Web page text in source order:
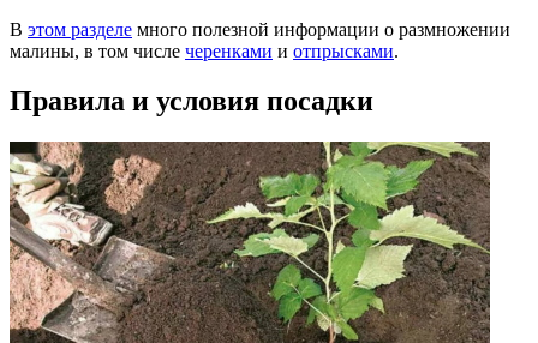
В этом разделе много полезной информации о размножении
малины, в том числе черенками и отпрысками.
Правила и условия посадки